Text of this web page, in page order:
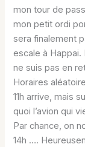
mon tour de
mon petit ordi
sera finalement
escale à Happai.
ne suis pas en
Horaires
11h arrive, mais
quoi l’avion qui
Par chance, on
14h ….